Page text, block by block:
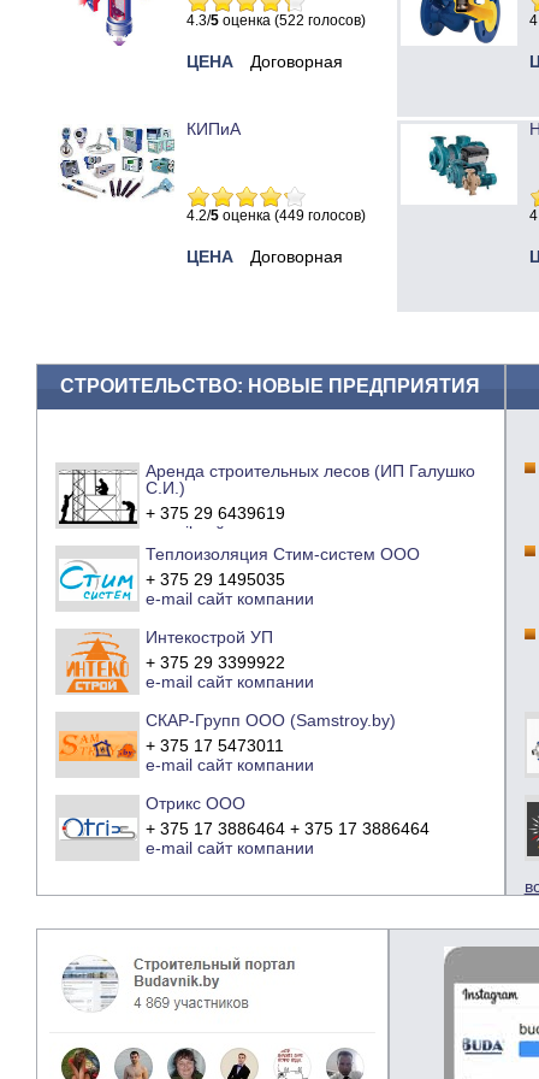
4.3/5 оценка (522 голосов)
ЦЕНА Договорная
КИПиА
4.2/5 оценка (449 голосов)
ЦЕНА Договорная
СТРОИТЕЛЬСТВО: НОВЫЕ ПРЕДПРИЯТИЯ
Аренда строительных лесов (ИП Галушко
С.И.)
+ 375 29 6439619
e-mail
сайт компании
Теплоизоляция Стим-систем ООО
+ 375 29 1495035
e-mail сайт компании
Интекострой УП
+ 375 29 3399922
e-mail сайт компании
СКАР-Групп ООО (Samstroy.by)
+ 375 17 5473011
e-mail сайт компании
Отрикс ООО
+ 375 17 3886464 + 375 17 3886464
e-mail сайт компании